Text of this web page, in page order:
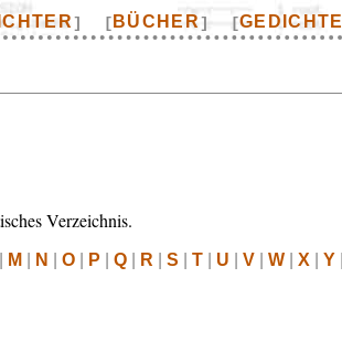
] [ BÜCHER] [GEDICHTE
Verzeichnis.
M N O P Q R S T U V W X Y